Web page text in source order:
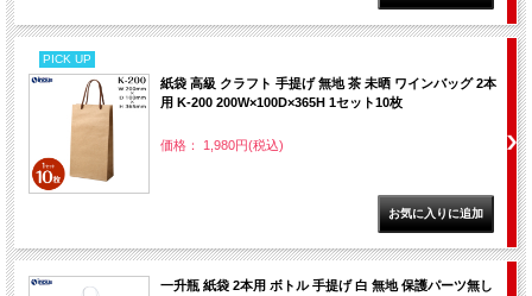
PICK UP
紙袋 高級 クラフト 手提げ 無地 茶 未晒 ワインバッグ 2本
用 K-200 200W×100D×365H 1セット10枚
価格： 1,980円(税込)
一升瓶 紙袋 2本用 ボトル 手提げ 白 無地 保護パーツ無し